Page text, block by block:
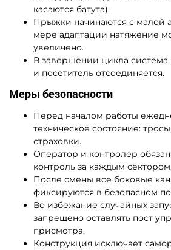
касаются батута).
Прыжки начинаются с малой
мере адаптации натяжение
увеличено.
В завершении цикла система
и посетитель отсоединяется.
Меры безопасности
Перед началом работы
техническое состояние:
страховки.
Оператор и контролёр
контроль за каждым
После смены все боковые
фиксируются в безопасном
Во избежание случайных
запрещено оставлять пост
присмотра.
Конструкция исключает